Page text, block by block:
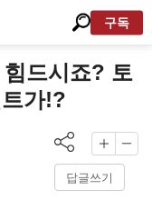
구독
드시죠? 토
가!?
답글쓰기